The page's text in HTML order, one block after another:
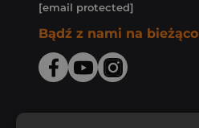
[email protected]
Bądź z nami na bieżąco